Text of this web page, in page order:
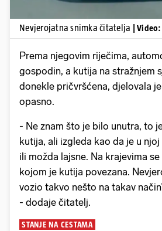
Nevjerojatna snimka čitatelja |
Prema njegovim riječima,
gospodin, a kutija na stražnjem
donekle pričvršćena, djelovala
opasno.
- Ne znam što je bilo unutra, to
kutija, ali izgleda kao da je u
ili možda lajsne. Na krajevima
kojom je kutija povezana.
vozio takvo nešto na takav
- dodaje čitatelj.
STANJE NA CESTAMA